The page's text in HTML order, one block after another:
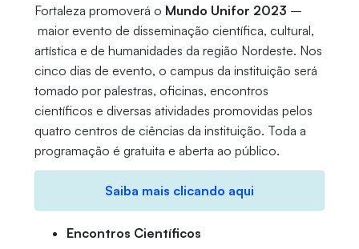
Fortaleza promoverá o Mundo Unifor 2023 –
maior evento de disseminação científica, cultural,
artística e de humanidades da região Nordeste. Nos
cinco dias de evento, o campus da instituição será
tomado por palestras, oficinas, encontros
científicos e diversas atividades promovidas pelos
quatro centros de ciências da instituição. Toda a
programação é gratuita e aberta ao público.
Saiba mais clicando aqui
Encontros Científicos